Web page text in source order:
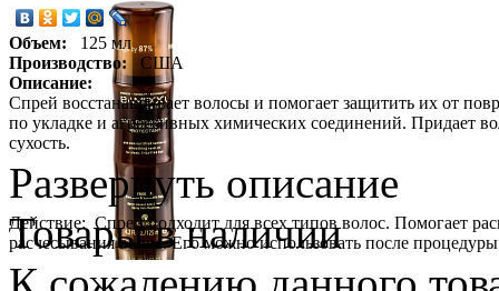
Объем:
125 мл
Производство:
США
Описание:
Спрей восстанавливает волосы и помогает защитить их от
по укладке и агрессивных химических соединений. Придает
сухость.
Действие: Спрей подходит для всех типов волос. Помогает
расчесывания волос. Его можно использовать после
Развернуть описание
Товары в наличии